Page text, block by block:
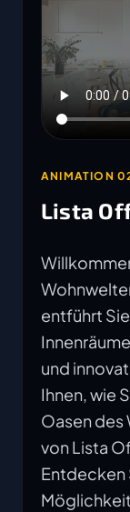
ANIMATION
Lista
entführt
und
Ihnen, wie
Oasen des
von Lista
Entdecken